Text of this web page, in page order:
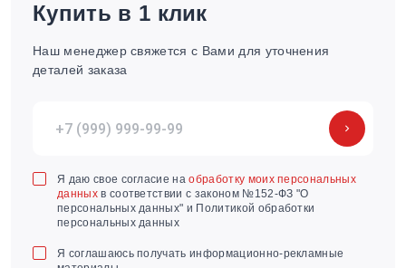
Купить в 1 клик
Наш менеджер свяжется с Вами для уточнения
деталей заказа
Я даю свое согласие наобработку моих персональных
данныхв соответствии с законом №152-ФЗ "О
персональных данных" и Политикой обработки
персональных данных
Я соглашаюсь получать информационно-рекламные